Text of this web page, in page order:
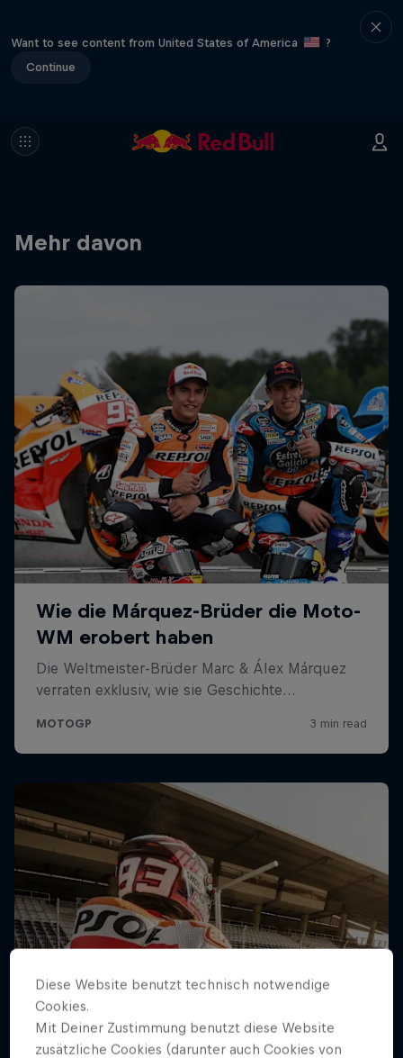
Want to see content from United States of America
?
Continue
Mehr davon
Diese Website benutzt technisch notwendige
Cookies.
Mit Deiner Zustimmung benutzt diese Website
zusätzliche Cookies (darunter auch Cookies von